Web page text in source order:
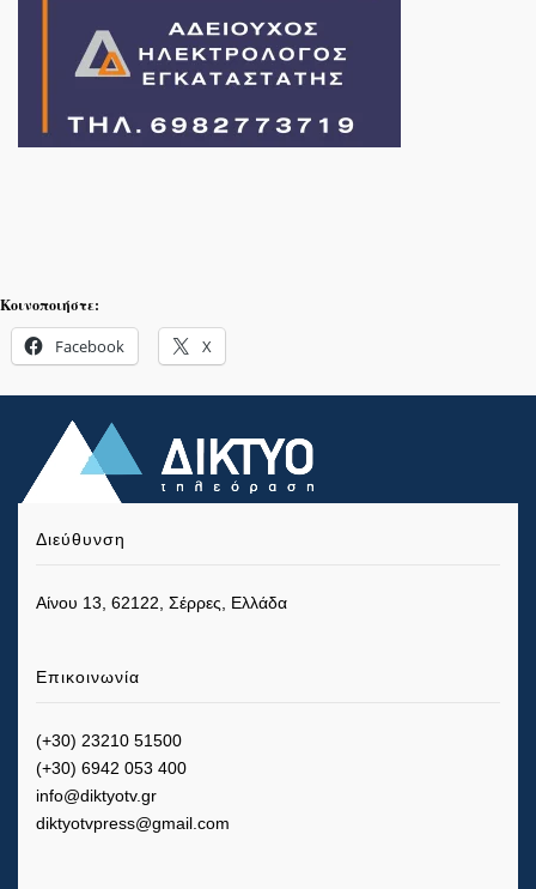
Κοινοποιήστε:
Facebook X
Διεύθυνση
Αίνου 13, 62122, Σέρρες, Ελλάδα
Επικοινωνία
(+30) 23210 51500
(+30) 6942 053 400
info@diktyotv.gr
diktyotvpress@gmail.com